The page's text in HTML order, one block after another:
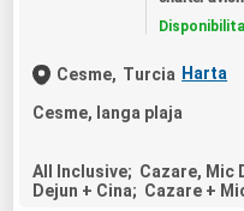
Cesme, Turcia Harta
Cesme, langa plaja
All Inclusive; Cazare, Mic
Dejun + Cina; Cazare +